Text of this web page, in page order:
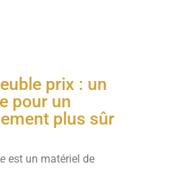
prix : un
pour un
plus sûr
est un matériel de